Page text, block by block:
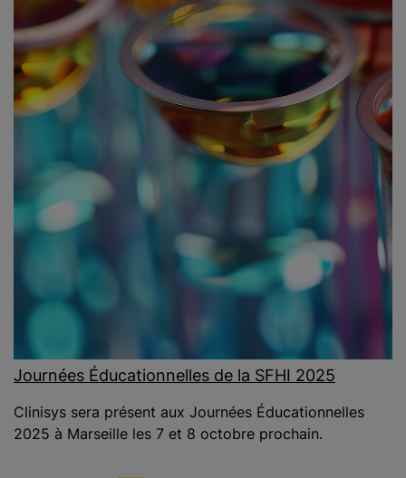
Journées Éducationnelles de la SFHI 2025
Clinisys sera présent aux Journées Éducationnelles
2025 à Marseille les 7 et 8 octobre prochain.